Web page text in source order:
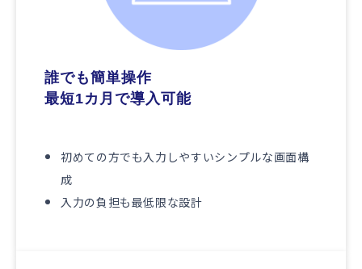
誰でも簡単操作
最短1カ月で導入可能
初めての方でも入力しやすいシンプルな画面構
成
入力の負担も最低限な設計